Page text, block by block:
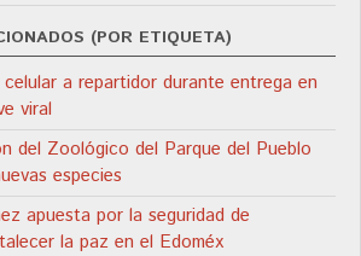
(POR ETIQUETA)
a repartidor durante entrega en
viral
del Zoológico del Parque del Pueblo
especies
apuesta por la seguridad de
la paz en el Edoméx